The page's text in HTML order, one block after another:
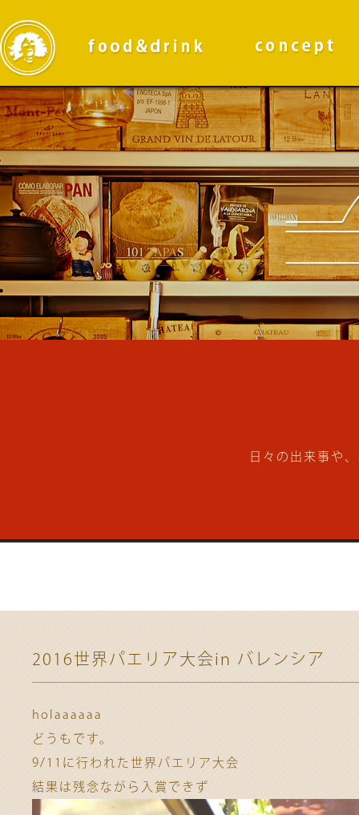
日々の出来事や
2016世界パエリア大会in バレンシア
holaaaaaa
どうもです。
9/11に行われた世界パエリア大会
結果は残念ながら入賞できず